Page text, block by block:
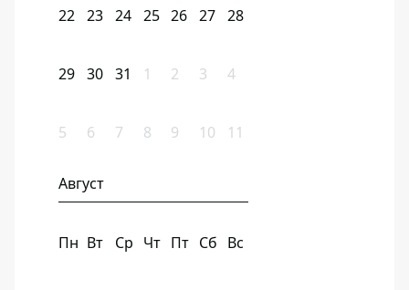
22 23 24 25 26 27 28
29 30 31 1 2 3 4
5 6 7 8 9 10 11
Август
Пн Вт Ср Чт Пт Сб Вс